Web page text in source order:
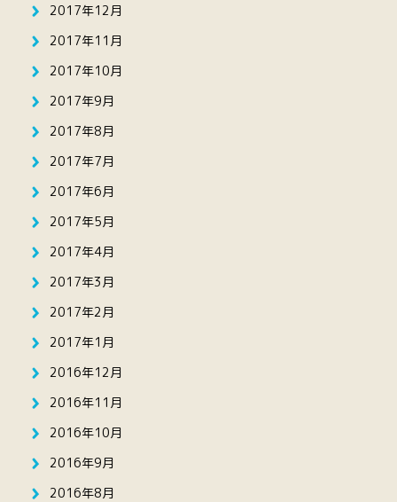
2017年12月
2017年11月
2017年10月
2017年9月
2017年8月
2017年7月
2017年6月
2017年5月
2017年4月
2017年3月
2017年2月
2017年1月
2016年12月
2016年11月
2016年10月
2016年9月
2016年8月